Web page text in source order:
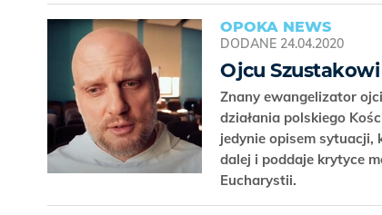
OPOKA NEWS
DODANE 24.04.2020
Ojcu
Znany ewangelizator
działania polskiego
jedynie opisem sytuacji,
dalej i poddaje krytyce
Eucharystii.